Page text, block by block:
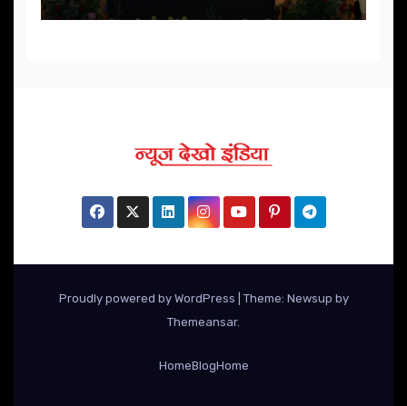
Proudly powered by WordPress
Theme: Newsup by
Themeansar.
HomeBlogHome